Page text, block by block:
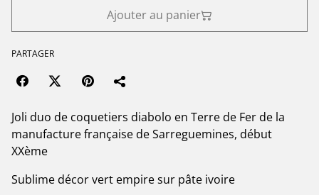
Ajouter au panier
PARTAGER
Joli duo de coquetiers diabolo en Terre de Fer de la
manufacture française de Sarreguemines, début
XXème
Sublime décor vert empire sur pâte ivoire